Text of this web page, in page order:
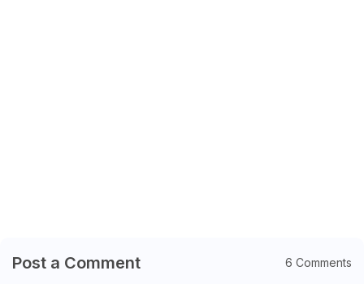
Post a Comment 6 Comments